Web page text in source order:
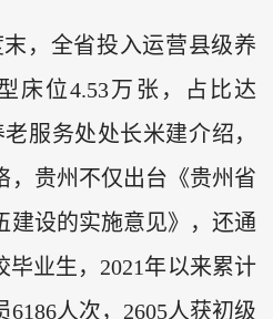
，全省投入运营县级养
床位4.53万张，占比达
服务处处长米建介绍，
，贵州不仅出台《贵州省
建设的实施意见》，还通
毕业生，2021年以来累计
人次，2605人获初级